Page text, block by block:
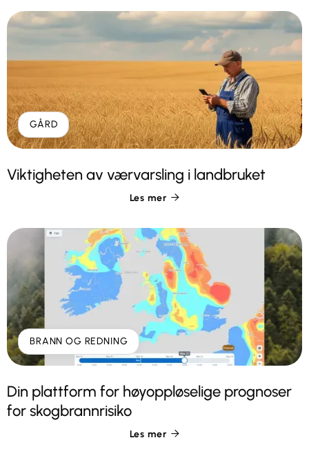
GÅRD
Viktigheten av værvarsling i landbruket
Les mer 
BRANN OG REDNING
Din plattform for høyoppløselige prognoser
for skogbrannrisiko
Les mer 